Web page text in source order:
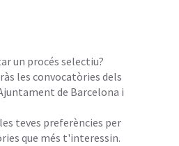
un procés selectiu?
les convocatòries dels
de Barcelona i
teves preferències per
que més t'interessin.